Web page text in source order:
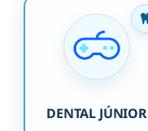
DENTAL JÚNIOR